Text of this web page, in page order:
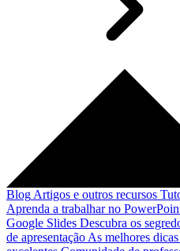
Blog Artigos e outros recursos
Aprenda a trabalhar no
Google Slides Descubra os
de apresentação As melhores